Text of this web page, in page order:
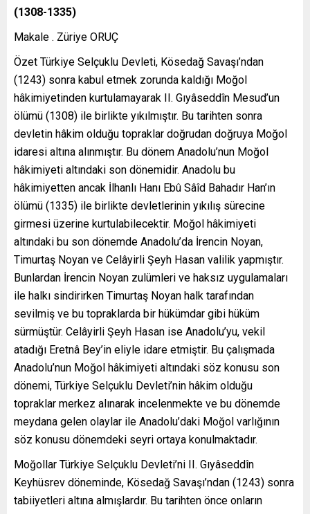
(1308-1335)
Makale . Züriye ORUÇ
Özet Türkiye Selçuklu Devleti, Kösedağ Savaşı’ndan
(1243) sonra kabul etmek zorunda kaldığı Moğol
hâkimiyetinden kurtulamayarak II. Gıyâseddîn Mesud’un
ölümü (1308) ile birlikte yıkılmıştır. Bu tarihten sonra
devletin hâkim olduğu topraklar doğrudan doğruya Moğol
idaresi altına alınmıştır. Bu dönem Anadolu’nun Moğol
hâkimiyeti altındaki son dönemidir. Anadolu bu
hâkimiyetten ancak İlhanlı Hanı Ebû Sâîd Bahadır Han’ın
ölümü (1335) ile birlikte devletlerinin yıkılış sürecine
girmesi üzerine kurtulabilecektir. Moğol hâkimiyeti
altındaki bu son dönemde Anadolu’da İrencin Noyan,
Timurtaş Noyan ve Celâyirli Şeyh Hasan valilik yapmıştır.
Bunlardan İrencin Noyan zulümleri ve haksız uygulamaları
ile halkı sindirirken Timurtaş Noyan halk tarafından
sevilmiş ve bu topraklarda bir hükümdar gibi hüküm
sürmüştür. Celâyirli Şeyh Hasan ise Anadolu’yu, vekil
atadığı Eretnâ Bey’in eliyle idare etmiştir. Bu çalışmada
Anadolu’nun Moğol hâkimiyeti altındaki söz konusu son
dönemi, Türkiye Selçuklu Devleti’nin hâkim olduğu
topraklar merkez alınarak incelenmekte ve bu dönemde
meydana gelen olaylar ile Anadolu’daki Moğol varlığının
söz konusu dönemdeki seyri ortaya konulmaktadır.
Moğollar Türkiye Selçuklu Devleti’ni II. Gıyâseddîn
Keyhüsrev döneminde, Kösedağ Savaşı’ndan (1243) sonra
tabiiyetleri altına almışlardır. Bu tarihten önce onların